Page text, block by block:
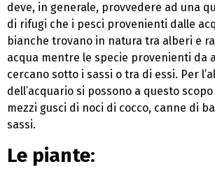
deve, in generale, provvedere ad una
di rifugi che i pesci provenienti dalle
bianche trovano in natura tra alberi e
acqua mentre le specie provenienti da
cercano sotto i sassi o tra di essi. Per
dell’acquario si possono a questo
mezzi gusci di noci di cocco, canne di
sassi.
Le piante: